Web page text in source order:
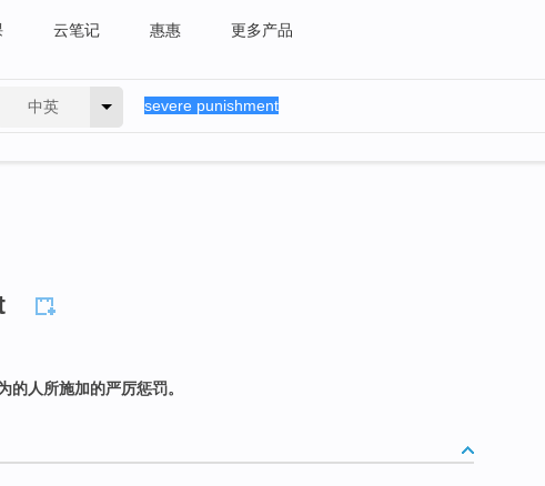
云笔记 惠惠 更多产品
中英
的人所施加的严厉惩罚。